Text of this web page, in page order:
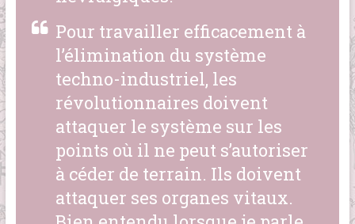
Pour travailler efficacement à
l’élimination du système
techno-industriel, les
révolutionnaires doivent
attaquer le système sur les
points où il ne peut s’autoriser
à céder de terrain. Ils doivent
attaquer ses organes vitaux.